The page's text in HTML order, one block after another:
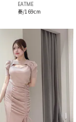
EATME
奏/169cm